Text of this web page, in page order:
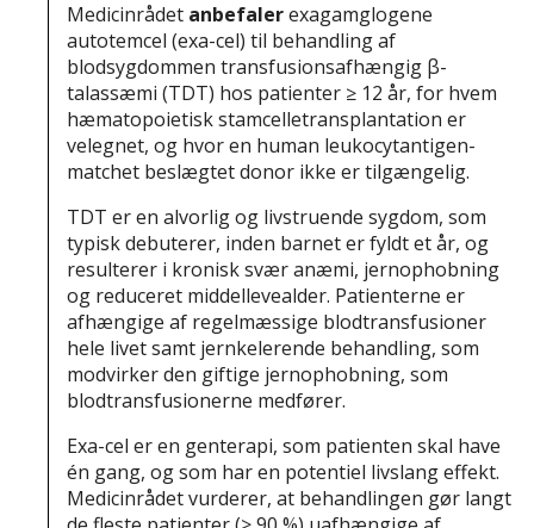
Medicinrådet anbefalerexagamglogene
autotemcel (exa-cel) til behandling af
blodsygdommen transfusionsafhængig β-
talassæmi (TDT) hos patienter ≥ 12 år, for hvem
hæmatopoietisk stamcelletransplantation er
velegnet, og hvor en human leukocytantigen-
matchet beslægtet donor ikke er tilgængelig.
TDT er en alvorlig og livstruende sygdom, som
typisk debuterer, inden barnet er fyldt et år, og
resulterer i kronisk svær anæmi, jernophobning
og reduceret middellevealder. Patienterne er
afhængige af regelmæssige blodtransfusioner
hele livet samt jernkelerende behandling, som
modvirker den giftige jernophobning, som
blodtransfusionerne medfører.
Exa-cel er en genterapi, som patienten skal have
én gang, og som har en potentiel livslang effekt.
Medicinrådet vurderer, at behandlingen gør langt